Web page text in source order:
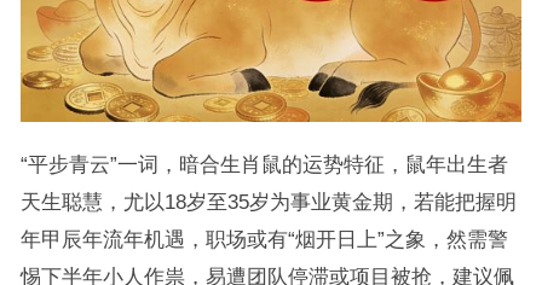
“平步青云”一词，暗合生肖鼠的运势特征，鼠年出生者
天生聪慧，尤以18岁至35岁为事业黄金期，若能把握明
年甲辰年流年机遇，职场或有“烟开日上”之象，然需警
惕下半年小人作祟，易遭团队停滞或项目被抢，建议佩